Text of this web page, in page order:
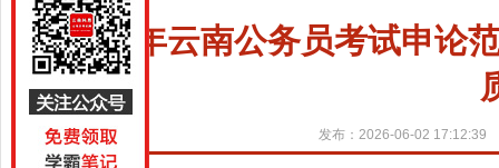
2027年云南公务员考试申论
发布：2026-06-02 17:12:39